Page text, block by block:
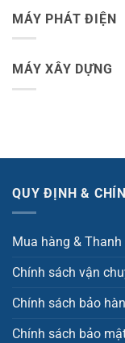
MÁY PHÁT ĐIỆN
MÁY XÂY DỰNG
QUY ĐỊNH &
Mua hàng & Thanh
Chính sách vận
Chính sách bảo
Chính sách bảo